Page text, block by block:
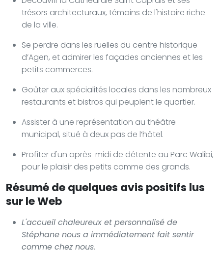
trésors architecturaux, témoins de l'histoire riche
de la ville.
Se perdre dans les ruelles du centre historique
d’Agen, et admirer les façades anciennes et les
petits commerces.
Goûter aux spécialités locales dans les nombreux
restaurants et bistros qui peuplent le quartier.
Assister à une représentation au théâtre
municipal, situé à deux pas de l’hôtel.
Profiter d'un après-midi de détente au Parc Walibi,
pour le plaisir des petits comme des grands.
Résumé de quelques avis positifs lus
sur le Web
L'accueil chaleureux et personnalisé de
Stéphane nous a immédiatement fait sentir
comme chez nous.